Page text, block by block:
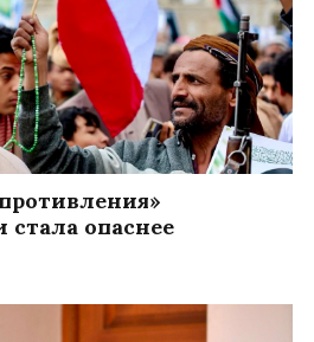
стала опаснее